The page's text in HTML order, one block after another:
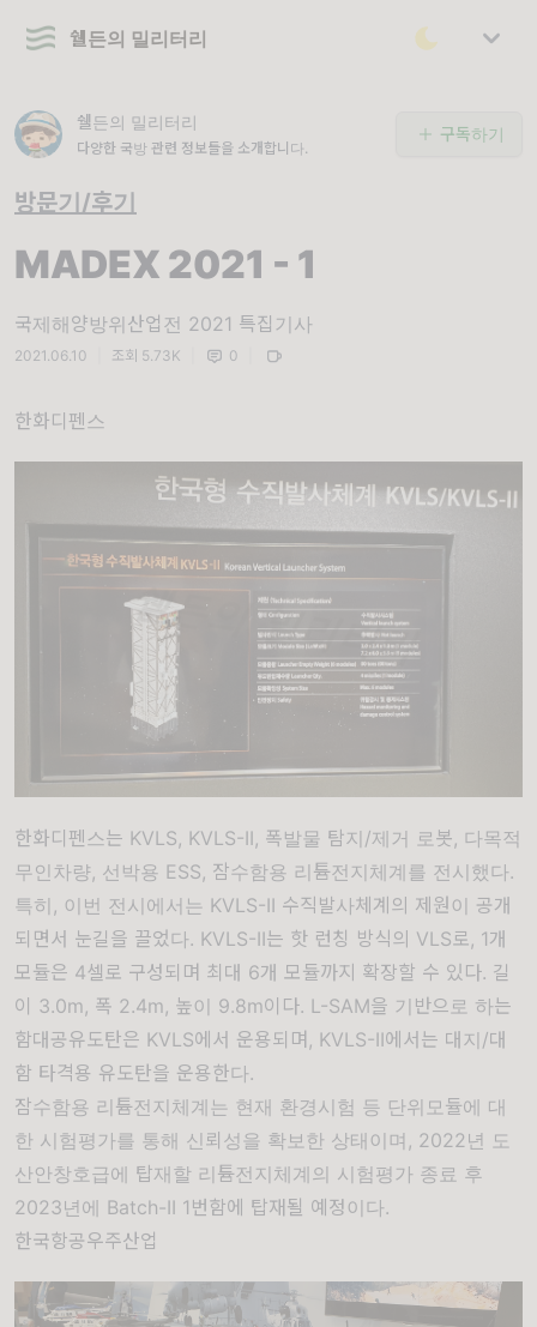
쉘든의 밀리터리
쉘든의 밀리터리
다양한 국방 관련 정보들을 소개합니다.
구독하기
방문기/후기
MADEX 2021 - 1
국제해양방위산업전 2021 특집기사
2021.06.10 조회 5.73K 0
한화디펜스
한화디펜스는 KVLS, KVLS-II, 폭발물 탐지/제거 로봇, 다목적
무인차량, 선박용 ESS, 잠수함용 리튬전지체계를 전시했다.
특히, 이번 전시에서는 KVLS-II 수직발사체계의 제원이 공개
되면서 눈길을 끌었다. KVLS-II는 핫 런칭 방식의 VLS로, 1개
모듈은 4셀로 구성되며 최대 6개 모듈까지 확장할 수 있다. 길
이 3.0m, 폭 2.4m, 높이 9.8m이다. L-SAM을 기반으로 하는
함대공유도탄은 KVLS에서 운용되며, KVLS-II에서는 대지/대
함 타격용 유도탄을 운용한다.
잠수함용 리튬전지체계는 현재 환경시험 등 단위모듈에 대
한 시험평가를 통해 신뢰성을 확보한 상태이며, 2022년 도
산안창호급에 탑재할 리튬전지체계의 시험평가 종료 후
2023년에 Batch-II 1번함에 탑재될 예정이다.
한국항공우주산업